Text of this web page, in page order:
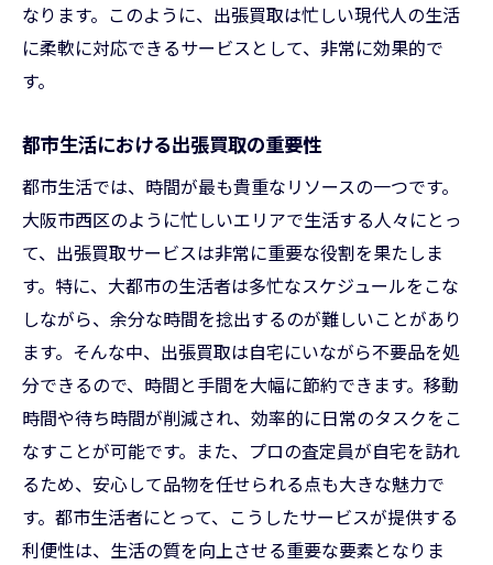
出張買取で得られる安心感と信頼
実際に利用した人々の声
地域住民が注目する出張買取のポイント
出張買取で生活が変わる大阪市西区の事例紹介
出張買取が実現した効率的な生活
利用者が直面した課題とその解決策
成功した出張買取利用の実例
大阪市西区での具体的な利用事例
日常生活における出張買取の活用法
事例から学ぶ、出張買取で得られるもの
大阪市西区で出張買取を利用する際の注意点と
は
トラブルを避けるための事前準備
なります。このように、出張買取は忙しい現代人の生活
に柔軟に対応できるサービスとして、非常に効果的で
す。
都市生活における出張買取の重要性
都市生活では、時間が最も貴重なリソースの一つです。
大阪市西区のように忙しいエリアで生活する人々にとっ
て、出張買取サービスは非常に重要な役割を果たしま
す。特に、大都市の生活者は多忙なスケジュールをこな
しながら、余分な時間を捻出するのが難しいことがあり
ます。そんな中、出張買取は自宅にいながら不要品を処
分できるので、時間と手間を大幅に節約できます。移動
時間や待ち時間が削減され、効率的に日常のタスクをこ
なすことが可能です。また、プロの査定員が自宅を訪れ
るため、安心して品物を任せられる点も大きな魅力で
す。都市生活者にとって、こうしたサービスが提供する
利便性は、生活の質を向上させる重要な要素となりま